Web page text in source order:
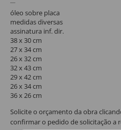
óleo sobre placa
medidas diversas
assinatura inf. dir.
38 x 30 cm
27 x 34 cm
26 x 32 cm
32 x 43 cm
29 x 42 cm
26 x 34 cm
36 x 26 cm
Solicite o orçamento da obra
confirmar o pedido de solicitação a